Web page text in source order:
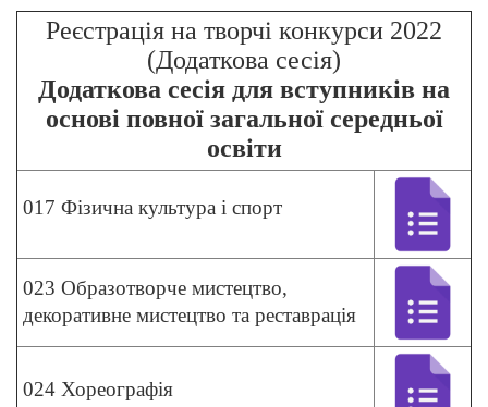
Реєстрація на творчі конкурси 2022
(Додаткова сесія)
Додаткова сесія для вступників на
основі повної загальної середньої
освіти
017 Фізична культура і спорт
023 Образотворче мистецтво,
декоративне мистецтво та реставрація
024 Хореографія